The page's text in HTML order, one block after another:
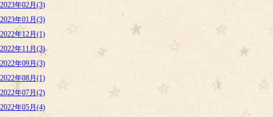
2023年02月(3)
2023年01月(3)
2022年12月(1)
2022年11月(3)
2022年09月(3)
2022年08月(1)
2022年07月(2)
2022年05月(4)